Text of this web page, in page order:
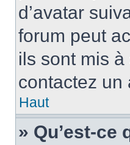
d’avatar
forum peut
ils sont mis
contactez un
Haut
» Qu’est-ce